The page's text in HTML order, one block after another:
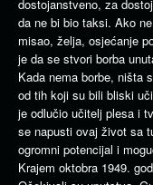
dostojanstveno, za
da ne bi bio taksi. Ako
misao, želja, osjećanje
je da se stvori borba
Kada nema borbe, ništa
od tih koji su bili bliski
je odlučio učitelj plesa i
se napusti ovaj život sa
ogromni potencijal i
Krajem oktobra 1949.